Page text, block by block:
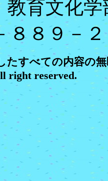
育文化
８８９－
たすべての内容の
right reserved.